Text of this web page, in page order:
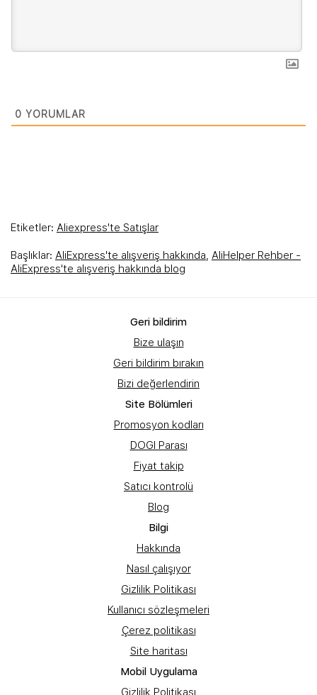
0 YORUMLAR
Etiketler: Aliexpress'te Satışlar
Başlıklar: AliExpress'te alışveriş hakkında, AliHelper Rehber -
AliExpress'te alışveriş hakkında blog
Geri bildirim
Bize ulaşın
Geri bildirim bırakın
Bizi değerlendirin
Site Bölümleri
Promosyon kodları
DOGI Parası
Fiyat takip
Satıcı kontrolü
Blog
Bilgi
Hakkında
Nasıl çalışıyor
Gizlilik Politikası
Kullanıcı sözleşmeleri
Çerez politikası
Site haritası
Mobil Uygulama
Gizlilik Politikası